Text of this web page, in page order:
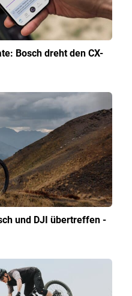
Bosch dreht den CX-
und DJI übertreffen -